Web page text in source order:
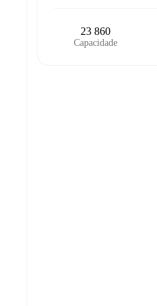
23 860
Capacidade